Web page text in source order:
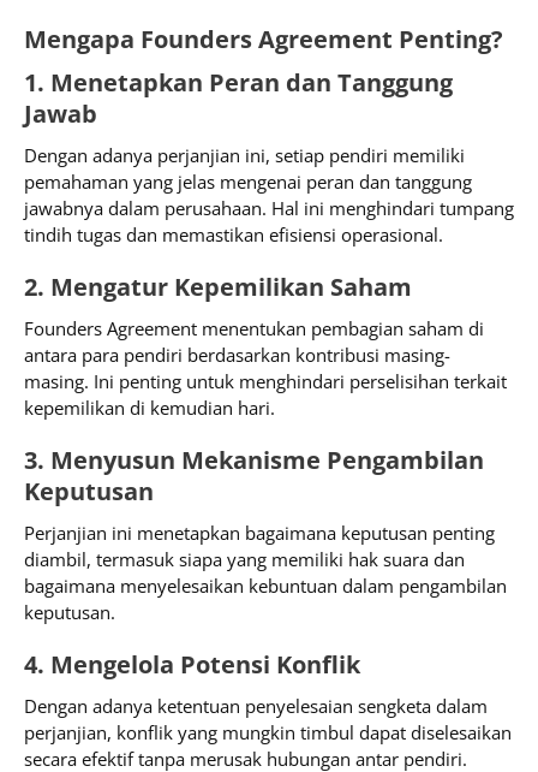
Mengapa Founders Agreement Penting?
1. Menetapkan Peran dan Tanggung
Jawab
Dengan adanya perjanjian ini, setiap pendiri memiliki
pemahaman yang jelas mengenai peran dan tanggung
jawabnya dalam perusahaan. Hal ini menghindari tumpang
tindih tugas dan memastikan efisiensi operasional.
2. Mengatur Kepemilikan Saham
Founders Agreement menentukan pembagian saham di
antara para pendiri berdasarkan kontribusi masing-
masing. Ini penting untuk menghindari perselisihan terkait
kepemilikan di kemudian hari.
3. Menyusun Mekanisme Pengambilan
Keputusan
Perjanjian ini menetapkan bagaimana keputusan penting
diambil, termasuk siapa yang memiliki hak suara dan
bagaimana menyelesaikan kebuntuan dalam pengambilan
keputusan.
4. Mengelola Potensi Konflik
Dengan adanya ketentuan penyelesaian sengketa dalam
perjanjian, konflik yang mungkin timbul dapat diselesaikan
secara efektif tanpa merusak hubungan antar pendiri.